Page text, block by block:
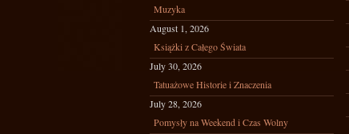
Muzyka
August 1, 2026
Książki z Całego Świata
July 30, 2026
Tatuażowe Historie i Znaczenia
July 28, 2026
Pomysły na Weekend i Czas Wolny